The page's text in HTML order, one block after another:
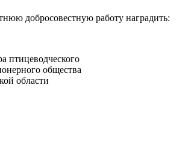
добросовестную работу наградить:
общества
области